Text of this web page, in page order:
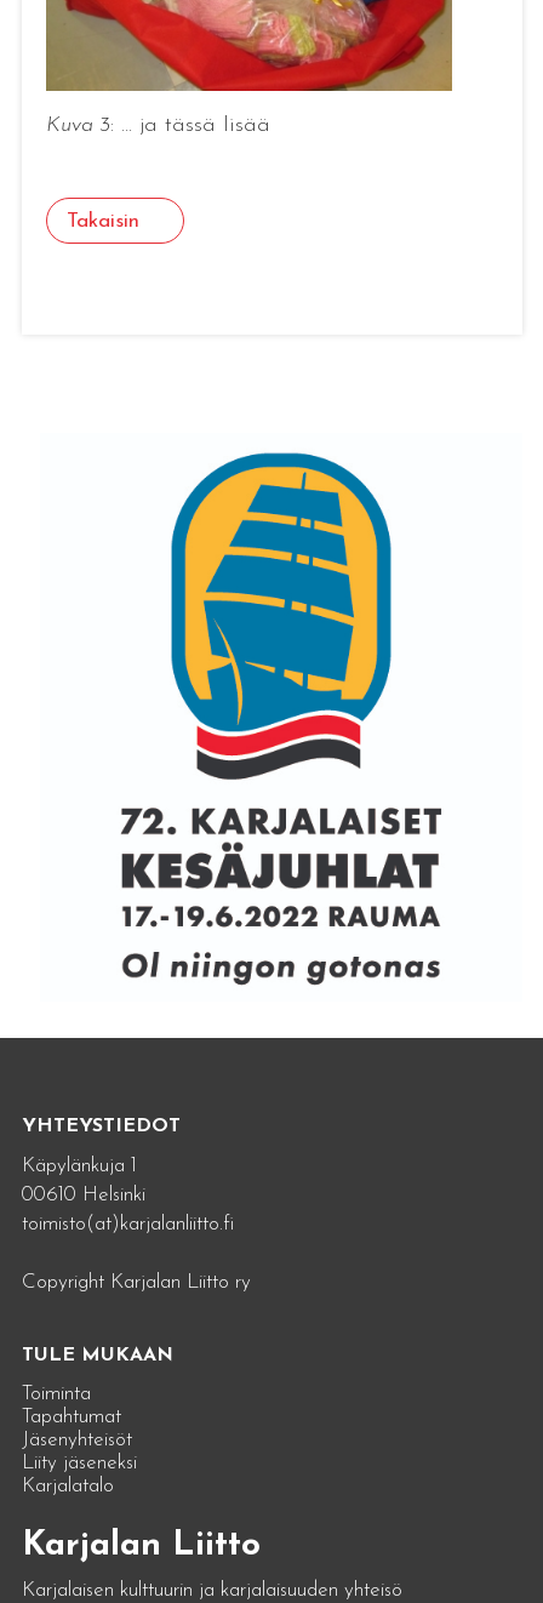
Kuva 3: ... ja tässä lisää
Takaisin
YHTEYSTIEDOT
Käpylänkuja 1
00610 Helsinki
toimisto(at)karjalanliitto.fi
Copyright Karjalan Liitto ry
TULE MUKAAN
Toiminta
Tapahtumat
Jäsenyhteisöt
Liity jäseneksi
Karjalatalo
Karjalan Liitto
Karjalaisen kulttuurin ja karjalaisuuden yhteisö